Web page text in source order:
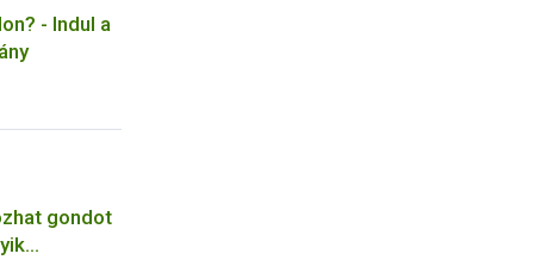
- Indul a
gondot